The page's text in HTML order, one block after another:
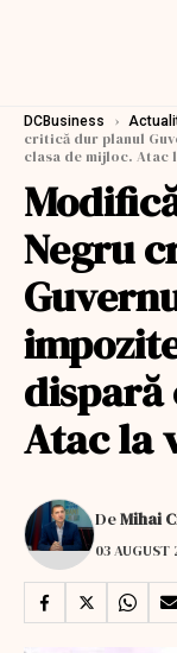
DCBusiness ›
critică dur planul
clasa de mijloc. Atac
Negru
dispară
Atac la
DeMihai
03 AUGUST